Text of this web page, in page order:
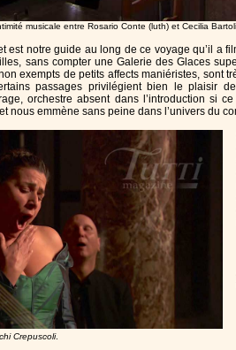
musicale entre Rosario Conte (luth) et Cecilia
est notre guide au long de ce voyage qu’il a
sans compter une Galerie des Glaces
exempts de petits affects maniéristes, sont
passages privilégient bien le plaisir
orchestre absent dans l’introduction si
nous emmène sans peine dans l’univers du
Crepuscoli.